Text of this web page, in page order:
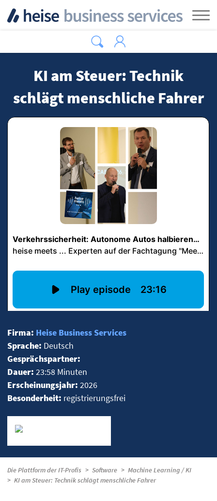
KI am Steuer: Technik
schlägt menschliche Fahrer
Firma: Heise Business Services
Sprache: Deutsch
Gesprächspartner:
Dauer: 23:58 Minuten
Erscheinungsjahr: 2026
Besonderheit: registrierungsfrei
Die Plattform der IT-Profis Software
Machine Learning / KI
KI am Steuer: Technik schlägt menschliche Fahrer